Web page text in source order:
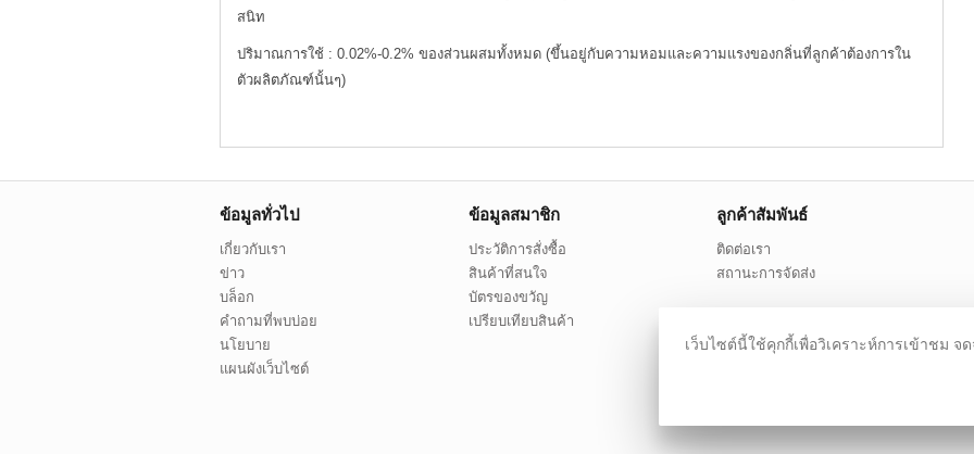
สนิท
ปริมาณการใช้ : 0.02%-0.2% ของส่วนผสมทั้งหมด (ขึ้นอยู่กับความหอมและความแรงของกลิ่นที่ลูกค้าต้องการใน
ตัวผลิตภัณฑ์นั้นๆ)
ข้อมูลทั่วไป
เกี่ยวกับเรา
ข่าว
บล็อก
คำถามที่พบบ่อย
นโยบาย
แผนผังเว็บไซต์
ข้อมูลสมาชิก
ประวัติการสั่งซื้อ
สินค้าที่สนใจ
บัตรของขวัญ
เปรียบเทียบสินค้า
ลูกค้าสัมพันธ์
ติดต่อเรา
สถานะการจัดส่ง
เว็บไซต์นี้ใช้คุกกี้เพื่อวิเคราะห์การเข้าชม